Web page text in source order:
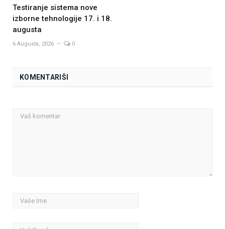
Testiranje sistema nove
izborne tehnologije 17. i 18.
augusta
6 Augusta, 2026 0
KOMENTARIŠI